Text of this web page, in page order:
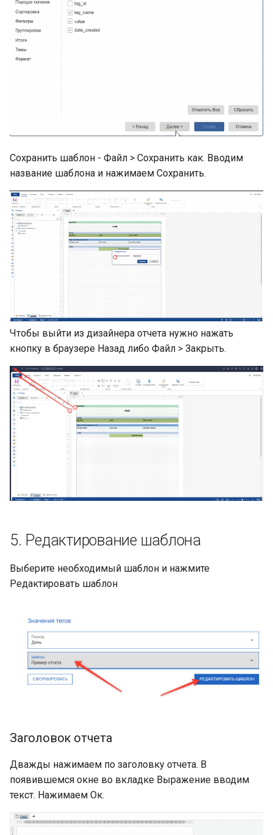
Сохранить шаблон - Файл > Сохранить как. Вводим
название шаблона и нажимаем Сохранить.
Чтобы выйти из дизайнера отчета нужно нажать
кнопку в браузере Назад либо Файл > Закрыть.
5. Редактирование шаблона
Выберите необходимый шаблон и нажмите
Редактировать шаблон
Заголовок отчета
Дважды нажимаем по заголовку отчета. В
появившемся окне во вкладке Выражение вводим
текст. Нажимаем Ок.